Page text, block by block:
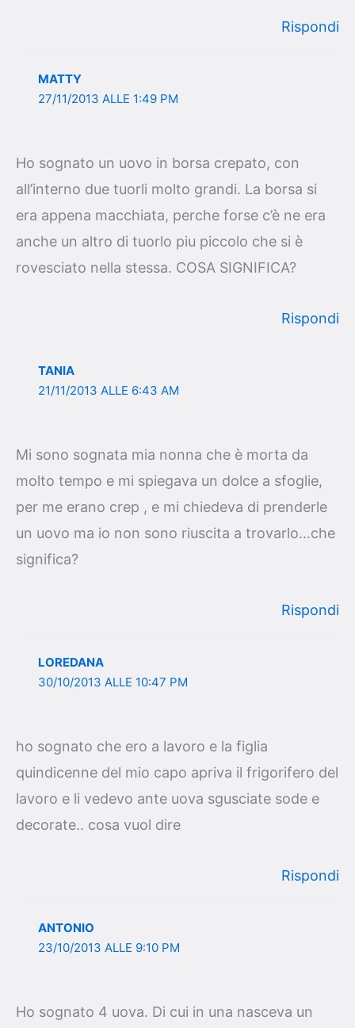
Rispondi
MATTY
27/11/2013 ALLE 1:49 PM
Ho sognato un uovo in borsa crepato, con
all’interno due tuorli molto grandi. La borsa si
era appena macchiata, perche forse c’è ne era
anche un altro di tuorlo piu piccolo che si è
rovesciato nella stessa. COSA SIGNIFICA?
Rispondi
TANIA
21/11/2013 ALLE 6:43 AM
Mi sono sognata mia nonna che è morta da
molto tempo e mi spiegava un dolce a sfoglie,
per me erano crep , e mi chiedeva di prenderle
un uovo ma io non sono riuscita a trovarlo…che
significa?
Rispondi
LOREDANA
30/10/2013 ALLE 10:47 PM
ho sognato che ero a lavoro e la figlia
quindicenne del mio capo apriva il frigorifero del
lavoro e li vedevo ante uova sgusciate sode e
decorate.. cosa vuol dire
Rispondi
ANTONIO
23/10/2013 ALLE 9:10 PM
Ho sognato 4 uova. Di cui in una nasceva un